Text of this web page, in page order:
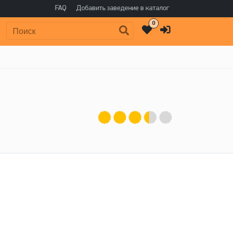
FAQ Добавить заведение в каталог
Поиск: 0